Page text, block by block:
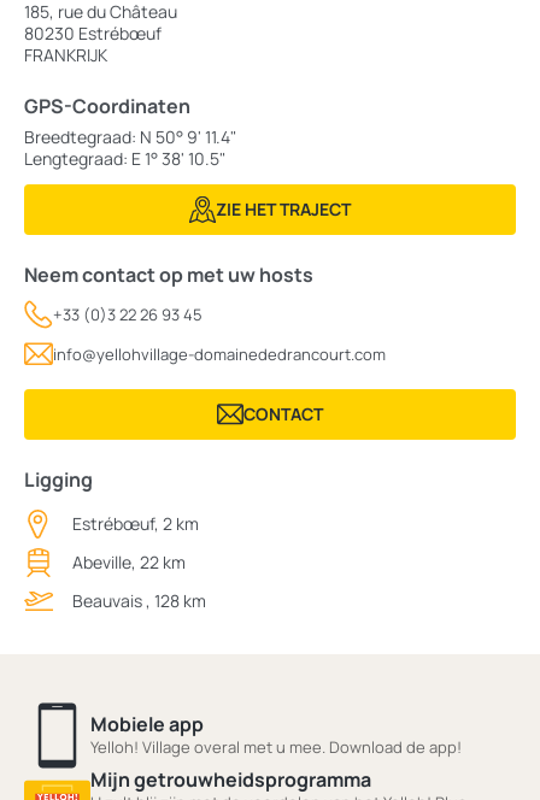
185, rue du Château
80230 Estrébœuf
FRANKRIJK
GPS-Coordinaten
Breedtegraad: N 50° 9' 11.4"
Lengtegraad: E 1° 38' 10.5"
ZIE HET TRAJECT
Neem contact op met uw hosts
+33 (0)3 22 26 93 45
info@yellohvillage-domainededrancourt.com
CONTACT
Ligging
Estrébœuf, 2 km
Abeville, 22 km
Beauvais , 128 km
Mobiele app
Yelloh! Village overal met u mee. Download de app!
Mijn getrouwheidsprogramma